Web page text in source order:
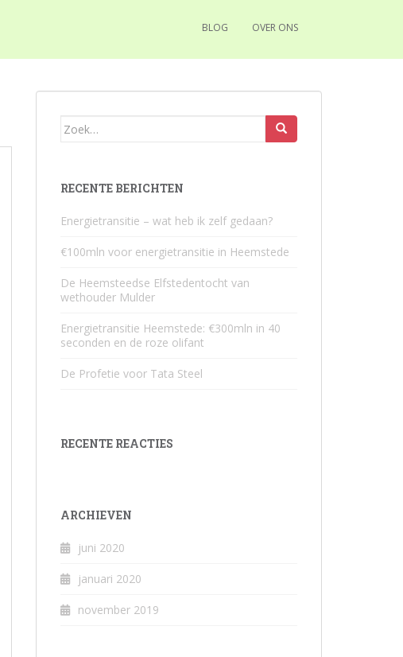
BLOG OVER ONS
Zoek
RECENTE BERICHTEN
Energietransitie – wat heb ik zelf gedaan?
€100mln voor energietransitie in Heemstede
De Heemsteedse Elfstedentocht van
wethouder Mulder
Energietransitie Heemstede: €300mln in 40
seconden en de roze olifant
De Profetie voor Tata Steel
RECENTE REACTIES
ARCHIEVEN
juni 2020
januari 2020
november 2019